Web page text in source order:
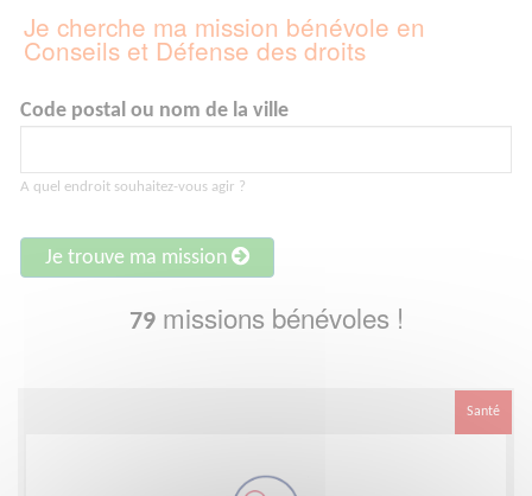
Je cherche ma mission bénévole en
Conseils et Défense des droits
Code postal ou nom de la ville
A quel endroit souhaitez-vous agir ?
Je trouve ma mission
79missions bénévoles !
Santé